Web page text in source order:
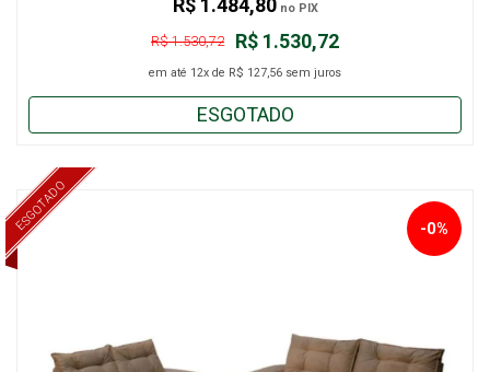
R$ 1.530,72
R$ 1.530,72
em até 12x de R$ 127,56 sem juros
R$ 1.484,80no PIX
ESGOTADO
ESGOTADO -0%